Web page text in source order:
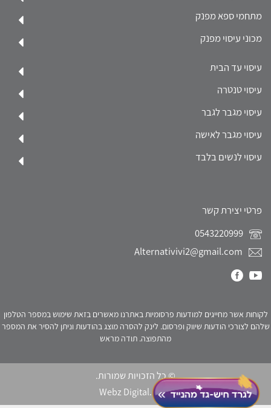
מתחמי ספא מפנק
מכוני עיסוי מפנק
עיסוי עד הבית
עיסוי טנטרה
עיסוי מגבר לגבר
עיסוי מגבר לאישה
עיסוי לנשים בלבד
פרטי יצירת קשר
Alternativivi2@gmail.com
לקוחות אשר מחייגים למודעות פרסומיות באתרנו מאשרים בזאת שימוש במספר הטלפון
שלהם לצורכי הודעות שיווק ופרסום. לינק להסרה מוצג בהודעות וניתן להסיר את המספר
מהתפוצה. תודה מראש
© כל הזכויות שמורות.
Webz Digital.click